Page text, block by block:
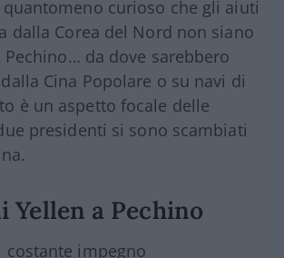
curioso che gli aiuti
dalla Corea del Nord non siano
da dove sarebbero
Cina Popolare o su navi di
è un aspetto focale delle
presidenti si sono scambiati
Yellen a Pechino
costante impegno